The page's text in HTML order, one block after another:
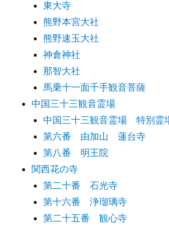
東大寺
熊野本宮大社
熊野速玉大社
神倉神社
那智大社
馬乗十一面千手観音菩薩
中国三十三観音霊場
中国三十三観音霊場 特別
第六番 由加山 蓮台寺
第八番 明王院
関西花の寺
第二十番 石光寺
第十六番 浄瑠璃寺
第二十五番 観心寺